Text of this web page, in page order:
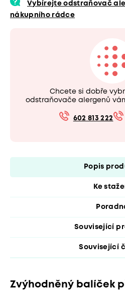
Vybírejte odstraňovač
nákupního rádce
Chcete si dobře
odstraňovače alergenů
602 813 222
Popis
Ke
Související
Související
Zvýhodněný balíček